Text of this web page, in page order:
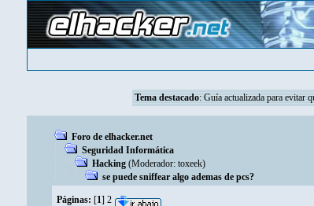
Tema destacado: Guía actualizada para evitar
Foro de elhacker.net
Seguridad Informática
Hacking (Moderador: toxeek)
se puede sniffear algo ademas de pcs?
Páginas: [1] 2